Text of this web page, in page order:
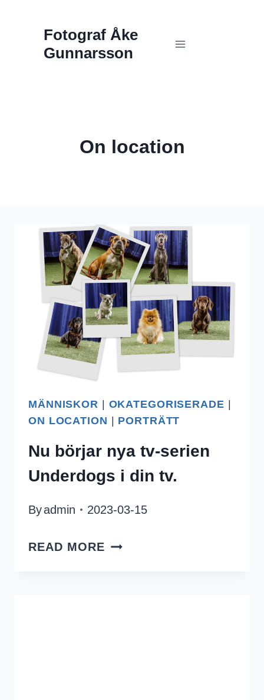
content
Fotograf Åke
Gunnarsson
On location
MÄNNISKOR | OKATEGORISERADE |
ON LOCATION | PORTRÄTT
Nu börjar nya tv-serien
Underdogs i din tv.
Byadmin 2023-03-15
READ MORE NU